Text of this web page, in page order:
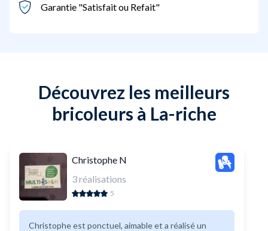
Garantie "Satisfait ou Refait"
Découvrez les meilleurs
bricoleurs à La-riche
Christophe N
3réalisations
5
Christophe est ponctuel, aimable et a réalisé un